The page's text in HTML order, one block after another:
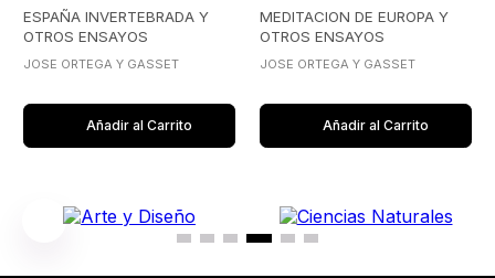
ESPAÑA INVERTEBRADA Y
OTROS ENSAYOS
JOSE ORTEGA Y GASSET
Añadir al Carrito
MEDITACION DE EUROPA Y
OTROS ENSAYOS
JOSE ORTEGA Y GASSET
Añadir al Carrito